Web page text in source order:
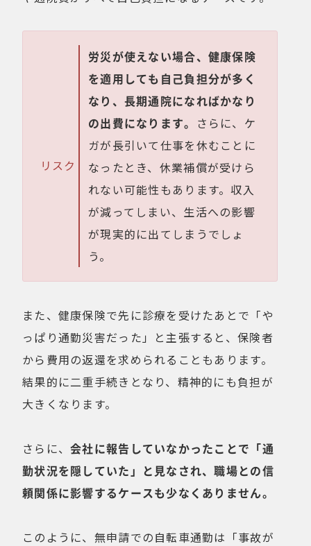
リスク
労災が使えない場合、健康保険
を適用しても自己負担分が多く
なり、長期通院になればかなり
の出費になります。 さらに、ケ
ガが長引いて仕事を休むことに
なったとき、休業補償が受けら
れない可能性もあります。収入
が減ってしまい、生活への影響
が現実的に出てしまうでしょ
う。
また、健康保険で先に診療を受けたあとで「や
っぱり通勤災害だった」と主張すると、保険者
から費用の返還を求められることもあります。
結果的に二重手続きとなり、精神的にも負担が
大きくなります。
さらに、会社に報告していなかったことで「通
勤状況を隠していた」と見なされ、職場との信
頼関係に影響するケースも少なくありません。
このように、無申請での自転車通勤は「事故が